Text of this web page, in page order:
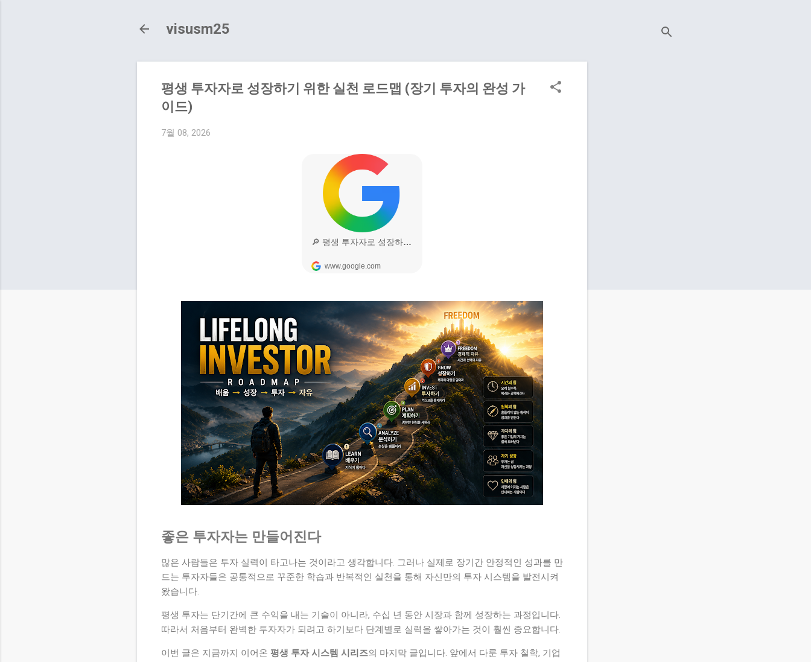
visusm25
평생 투자자로 성장하기 위한 실천 로드맵 (장기 투자의 완성 가
이드)
7월 08, 2026
좋은 투자자는 만들어진다
많은 사람들은 투자 실력이 타고나는 것이라고 생각합니다. 그러나 실제로 장기간 안정적인 성과를 만
드는 투자자들은 공통적으로 꾸준한 학습과 반복적인 실천을 통해 자신만의 투자 시스템을 발전시켜
왔습니다.
평생 투자는 단기간에 큰 수익을 내는 기술이 아니라, 수십 년 동안 시장과 함께 성장하는 과정입니다.
따라서 처음부터 완벽한 투자자가 되려고 하기보다 단계별로 실력을 쌓아가는 것이 훨씬 중요합니다.
이번 글은 지금까지 이어온 평생 투자 시스템 시리즈의 마지막 글입니다. 앞에서 다룬 투자 철학, 기업